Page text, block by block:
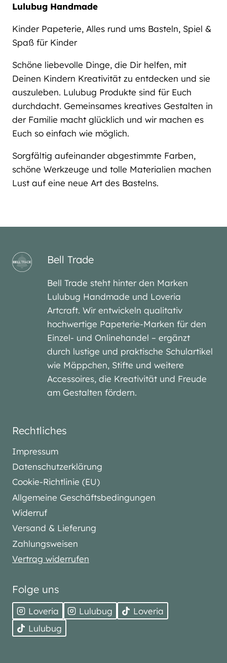
Lulubug Handmade
Kinder Papeterie, Alles rund ums Basteln, Spiel &
Spaß für Kinder
Schöne liebevolle Dinge, die Dir helfen, mit
Deinen Kindern Kreativität zu entdecken und sie
auszuleben. Lulubug Produkte sind für Euch
durchdacht. Gemeinsames kreatives Gestalten in
der Familie macht glücklich und wir machen es
Euch so einfach wie möglich.
Sorgfältig aufeinander abgestimmte Farben,
schöne Werkzeuge und tolle Materialien machen
Lust auf eine neue Art des Bastelns.
Bell Trade
Bell Trade steht hinter den Marken
Lulubug Handmade und Loveria
Artcraft. Wir entwickeln qualitativ
hochwertige Papeterie-Marken für den
Einzel- und Onlinehandel – ergänzt
durch lustige und praktische Schulartikel
wie Mäppchen, Stifte und weitere
Accessoires, die Kreativität und Freude
am Gestalten fördern.
Rechtliches
Impressum
Datenschutzerklärung
Cookie-Richtlinie (EU)
Allgemeine Geschäftsbedingungen
Widerruf
Versand & Lieferung
Zahlungsweisen
Vertrag widerrufen
Folge uns
Loveria Lulubug
Loveria
Lulubug